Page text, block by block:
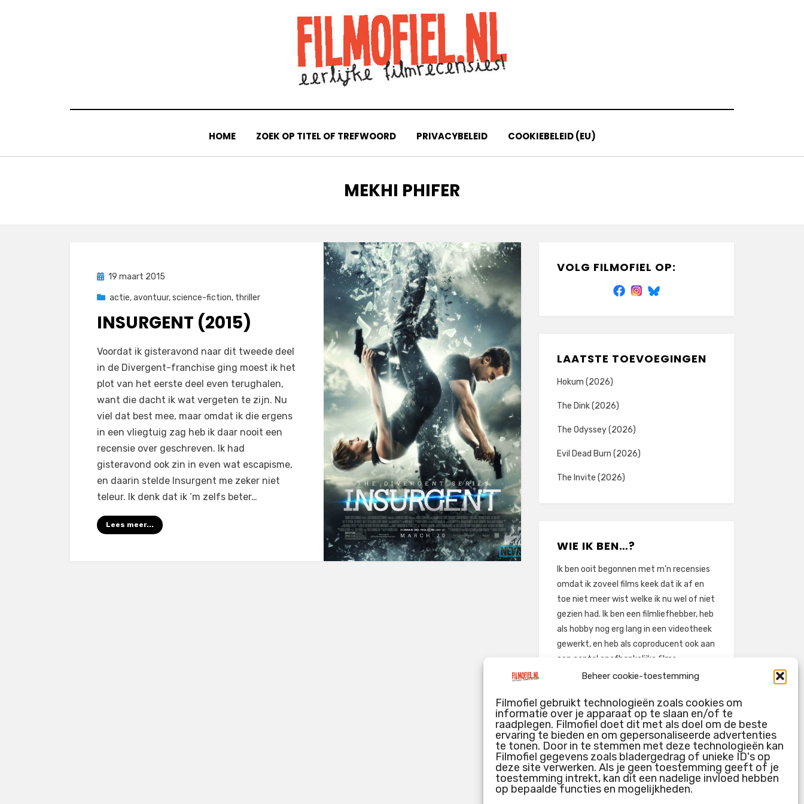
Beheer cookie-toestemming
Filmofiel gebruikt technologieën zoals cookies om
informatie over je apparaat op te slaan en/of te
raadplegen. Filmofiel doet dit met als doel om de beste
ervaring te bieden en om gepersonaliseerde advertenties
te tonen. Door in te stemmen met deze technologieën kan
Filmofiel gegevens zoals bladergedrag of unieke ID's op
deze site verwerken. Als je geen toestemming geeft of je
toestemming intrekt, kan dit een nadelige invloed hebben
op bepaalde functies en mogelijkheden.
HOME ZOEK OP TITEL OF TREFWOORD PRIVACYBELEID COOKIEBELEID (EU)
TAG
:
MEKHI PHIFER
Geplaatst
19 maart 2015
actie,avontuur,science-fiction, thriller
INSURGENT (2015)
doorFilmofiel.nl
Laat een reactie achter op
Insurgent
Voordat ik gisteravond naar dit tweede deel
in de Divergent-franchise ging moest ik het
plot van het eerste deel even terughalen,
want die dacht ik wat vergeten te zijn. Nu
viel dat best mee, maar omdat ik die ergens
in een vliegtuig zag heb ik daar nooit een
recensie over geschreven. Ik had
gisteravond ook zin in even wat escapisme,
en daarin stelde Insurgent me zeker niet
teleur. Ik denk dat ik ‘m zelfs beter…
Lees meer...
VOLG FILMOFIEL OP:
LAATSTE TOEVOEGINGEN
Hokum (2026)
The Dink (2026)
The Odyssey (2026)
Evil Dead Burn (2026)
The Invite (2026)
WIE IK BEN…?
Ik ben ooit begonnen met m’n recensies
omdat ik zoveel films keek dat ik af en
toe niet meer wist welke ik nu wel of niet
gezien had. Ik ben een filmliefhebber, heb
als hobby nog erg lang in een videotheek
gewerkt, en heb als coproducent ook aan
een aantal onafhankelijke films
meegewerkt.
pretentieloze uitbreidingen van m’n
voormalige ‘videotheek-geouwehoer’,
aangevuld met een groeiende kennis
over de kunde én de kunst van het
maken van film.